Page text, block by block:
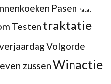
Pasen Patat
Testen traktatie
verjaardagVolgorde
zussenWinactie